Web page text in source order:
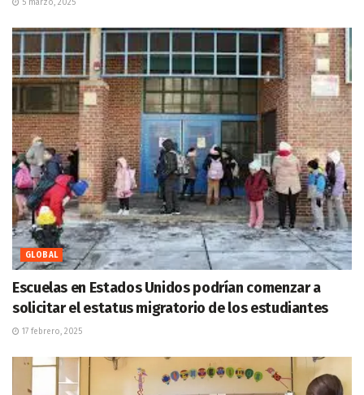
5 marzo, 2025
GLOBAL
Escuelas en Estados Unidos podrían comenzar a
solicitar el estatus migratorio de los estudiantes
17 febrero, 2025